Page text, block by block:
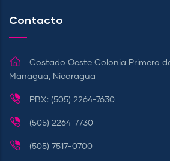
Contacto
Costado Oeste Colonia Primero
Managua, Nicaragua
PBX: (505) 2264-7630
(505) 2264-7730
(505) 7517-0700